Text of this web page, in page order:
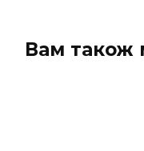
Вам також